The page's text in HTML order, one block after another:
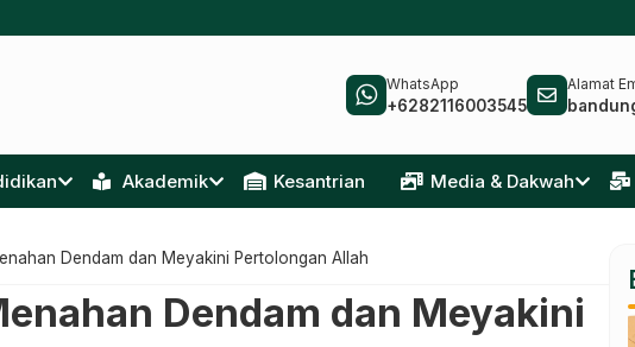
WhatsApp
+6282116003545
Alamat
Akademik Kesantrian Media & Dakwah
Dendam dan Meyakini Pertolongan Allah
Dendam dan Meyakini